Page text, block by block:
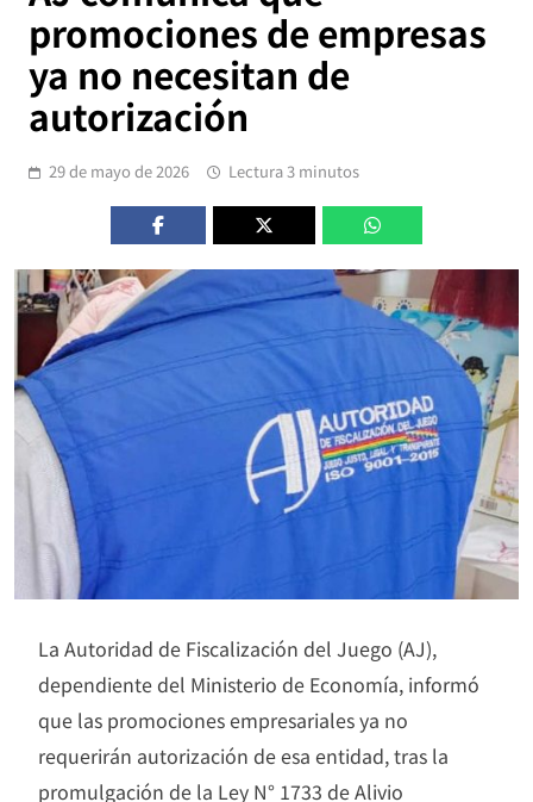
promociones de empresas
ya no necesitan de
autorización
29 de mayo de 2026 Lectura 3 minutos
La Autoridad de Fiscalización del Juego (AJ),
dependiente del Ministerio de Economía, informó
que las promociones empresariales ya no
requerirán autorización de esa entidad, tras la
promulgación de la Ley N° 1733 de Alivio